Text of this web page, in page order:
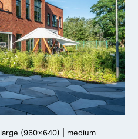
large (960x640)
medium